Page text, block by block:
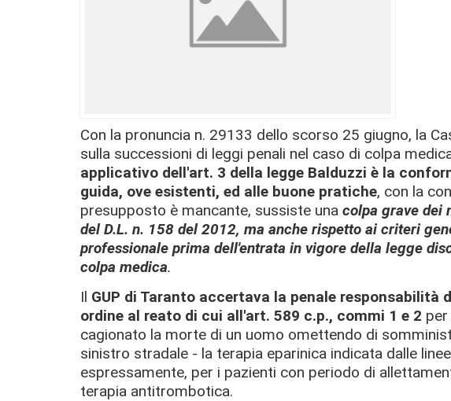
Con la pronuncia n. 29133 dello scorso 25 giugno, la
sulla successioni di leggi penali nel caso di colpa
applicativo dell'art. 3 della legge Balduzzi è la
guida, ove esistenti, ed alle buone pratiche, con la
presupposto è mancante, sussiste una colpa grave dei
del D.L. n. 158 del 2012, ma anche rispetto ai criteri
professionale prima dell'entrata in vigore della legge
colpa medica.
Il GUP di Taranto accertava la penale responsabilità
ordine al reato di cui all'art. 589 c.p., commi 1 e 2
cagionato la morte di un uomo omettendo di
sinistro stradale - la terapia eparinica indicata dalle
espressamente, per i pazienti con periodo di
terapia antitrombotica.